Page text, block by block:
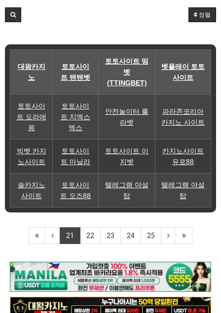
정렬
대왕카지
노
토토사이
트 텐텐벳
토토사이트 띵
벳
(TTINGBET)
벳플레이 토토
사이트
토토사이
트 도라에
몽
토토사이
트 지엑스
엑스
안전놀이터 룰
라벳
파라존코리아
카지노 사이트
빅벳 카지
노사이트
토토사이
트 마닐라
토토사이트 이
지벳
카지노사이트
유로88
솔카지노
사이트
토토사이
트 오즈88
텔레그램 야설
탑
텔레그램 야설
탑
21 22 23 24 25